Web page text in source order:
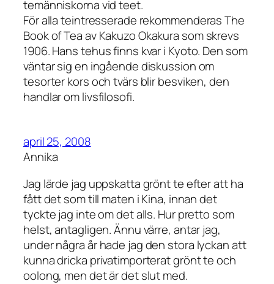
temänniskorna vid teet.
För alla teintresserade rekommenderas The
Book of Tea av Kakuzo Okakura som skrevs
1906. Hans tehus finns kvar i Kyoto. Den som
väntar sig en ingående diskussion om
tesorter kors och tvärs blir besviken, den
handlar om livsfilosofi.
april 25, 2008
Annika
Jag lärde jag uppskatta grönt te efter att ha
fått det som till maten i Kina, innan det
tyckte jag inte om det alls. Hur pretto som
helst, antagligen. Ännu värre, antar jag,
under några år hade jag den stora lyckan att
kunna dricka privatimporterat grönt te och
oolong, men det är det slut med.